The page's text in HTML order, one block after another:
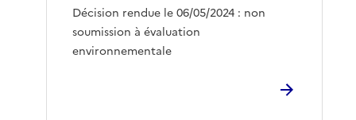
Décision rendue le 06/05/2024 : non
soumission à évaluation
environnementale